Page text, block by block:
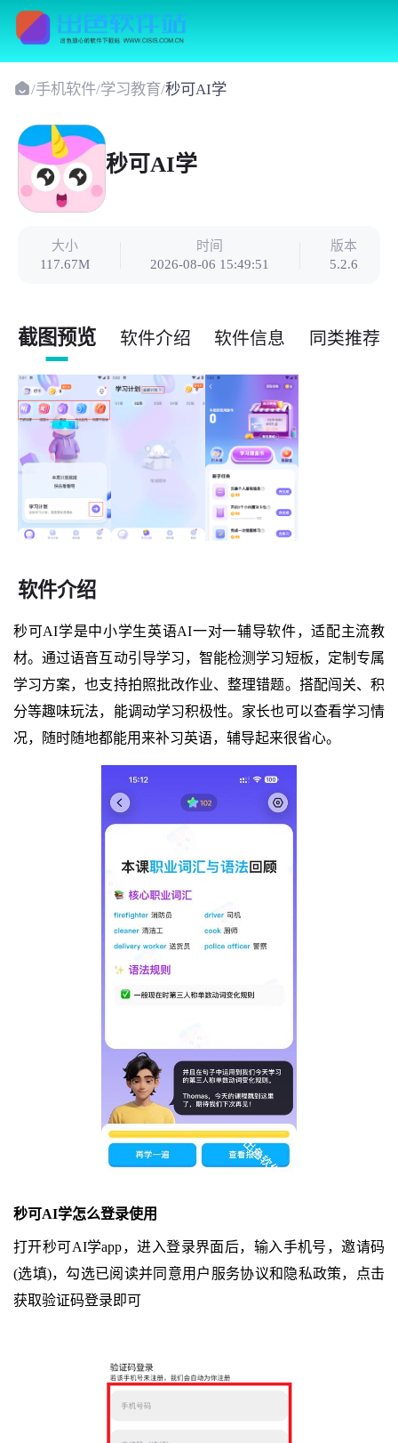
/手机软件/学习教育/秒可AI学
秒可AI学
大小
117.67M
时间
2026-08-06 15:49:51
版本
5.2.6
截图预览 软件介绍 软件信息 同类推荐
软件介绍
秒可AI学是中小学生英语AI一对一辅导软件，适配主流教
材。通过语音互动引导学习，智能检测学习短板，定制专属
学习方案，也支持拍照批改作业、整理错题。搭配闯关、积
分等趣味玩法，能调动学习积极性。家长也可以查看学习情
况，随时随地都能用来补习英语，辅导起来很省心。
秒可AI学怎么登录使用
打开秒可AI学app，进入登录界面后，输入手机号，邀请码
(选填)，勾选已阅读并同意用户服务协议和隐私政策，点击
获取验证码登录即可